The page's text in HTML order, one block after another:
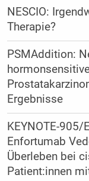
NESCIO:
Therapie?
PSMAddition:
Ergebnisse
KEYNOTE-
Enfortumab
Überleben bei
Patient:innen